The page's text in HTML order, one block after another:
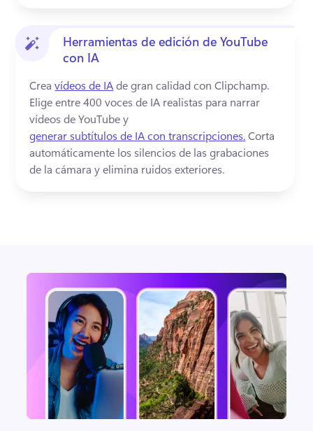
Herramientas de edición de YouTube
con IA
Crea vídeos de IA
Elige entre 400 voces de IA realistas para narrar
vídeos de YouTube y
generar subtítulos de IA con transcripciones. Corta
automáticamente los silencios de las grabaciones
de la cámara y elimina ruidos exteriores.